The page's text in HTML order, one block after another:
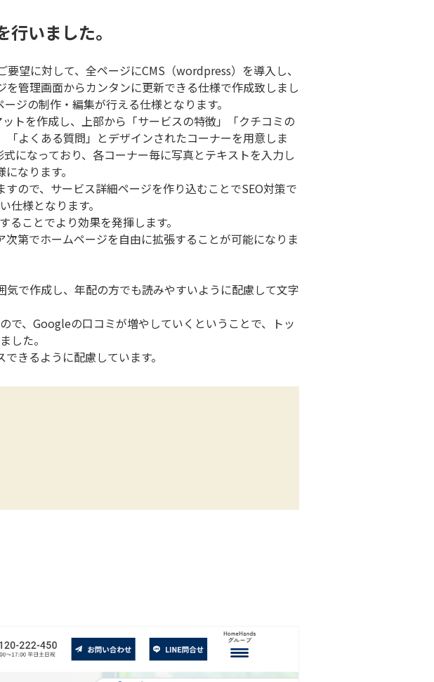
いました。
望に対して、全ページにCMS（wordpress）を導入し、
管理画面からカンタンに更新できる仕様で作成致しまし
ジの制作・編集が行える仕様となります。
トを作成し、上部から「サービスの特徴」「クチコミの
よくある質問」とデザインされたコーナーを用意しま
になっており、各コーナー毎に写真とテキストを入力し
なります。
ので、サービス詳細ページを作り込むことでSEO対策で
様となります。
ことでより効果を発揮します。
第でホームページを自由に拡張することが可能になりま
で作成し、年配の方でも読みやすいように配慮して文字
で、Googleの口コミが増やしていくということで、トッ
した。
きるように配慮しています。